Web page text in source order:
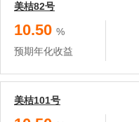
美桔82号
10.50 %
预期年化收益
美桔101号